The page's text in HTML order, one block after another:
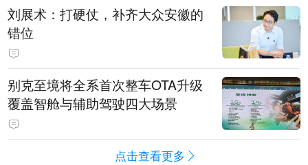
刘展术：打硬仗，补齐大众安徽的
错位
别克至境将全系首次整车OTA升级
覆盖智舱与辅助驾驶四大场景
点击查看更多